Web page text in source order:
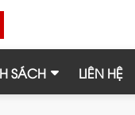
SÁCH LIÊN HỆ